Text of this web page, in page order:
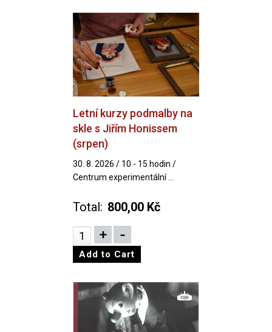
Letní kurzy podmalby na
skle s Jiřím Honissem
(srpen)
30. 8. 2026 / 10 - 15 hodin /
Centrum experimentální ...
Total: 800,00 Kč